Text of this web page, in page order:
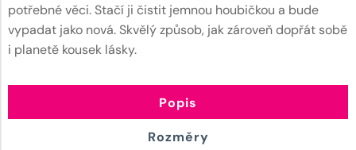
potřebné věci. Stačí ji čistit jemnou houbičkou a bude
vypadat jako nová. Skvělý způsob, jak zároveň dopřát sobě
i planetě kousek lásky.
Popis
Rozměry